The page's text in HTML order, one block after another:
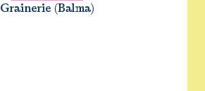
Grainerie (Balma)